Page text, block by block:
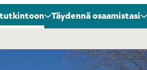
Täydennä osaamistasi